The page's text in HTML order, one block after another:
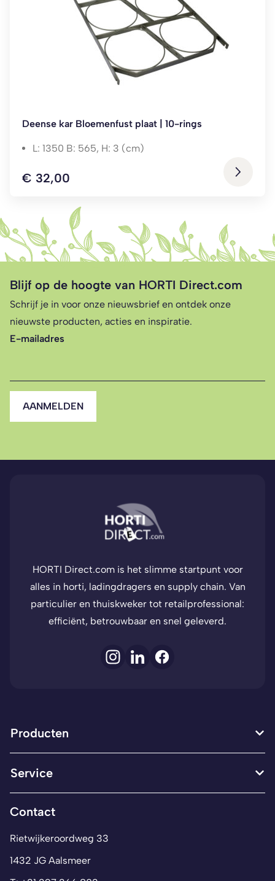
Deense kar Bloemenfust plaat | 10-rings
L: 1350 B: 565, H: 3 (cm)
€ 32,00
Blijf op de hoogte van HORTI Direct.com
Schrijf je in voor onze nieuwsbrief en ontdek onze
nieuwste producten, acties en inspiratie.
E-mailadres
AANMELDEN
HORTI Direct.com is het slimme startpunt voor
alles in horti, ladingdragers en supply chain. Van
particulier en thuiskweker tot retailprofessional:
efficiënt, betrouwbaar en snel geleverd.
Producten
Service
Contact
Rietwijkeroordweg 33
1432 JG Aalsmeer